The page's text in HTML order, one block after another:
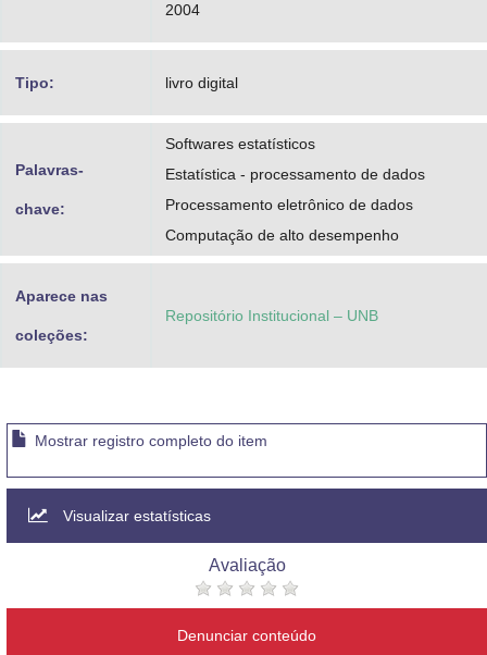
2004
Tipo: livro digital
Palavras-
chave:
Softwares estatísticos
Estatística - processamento de dados
Processamento eletrônico de dados
Computação de alto desempenho
Aparece nas
coleções:
Repositório Institucional – UNB
Mostrar registro completo do item
Visualizar estatísticas
Avaliação
Denunciar conteúdo